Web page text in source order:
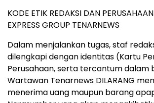
KODE ETIK REDAKSI DAN
EXPRESS GROUP TENARNEWS
Dalam menjalankan tugas, staf
dilengkapi dengan identitas (Kartu
Perusahaan, serta tercantum dalam
Wartawan Tenarnews DILARANG
menerima uang maupun barang